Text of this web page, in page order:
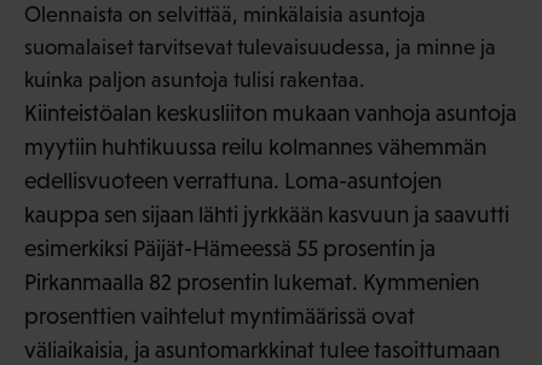
Olennaista on selvittää, minkälaisia asuntoja
suomalaiset tarvitsevat tulevaisuudessa, ja minne ja
kuinka paljon asuntoja tulisi rakentaa.
Kiinteistöalan keskusliiton mukaan vanhoja asuntoja
myytiin huhtikuussa reilu kolmannes vähemmän
edellisvuoteen verrattuna. Loma-asuntojen
kauppa sen sijaan lähti jyrkkään kasvuun ja saavutti
esimerkiksi Päijät-Hämeessä 55 prosentin ja
Pirkanmaalla 82 prosentin lukemat. Kymmenien
prosenttien vaihtelut myntimäärissä ovat
väliaikaisia, ja asuntomarkkinat tulee tasoittumaan